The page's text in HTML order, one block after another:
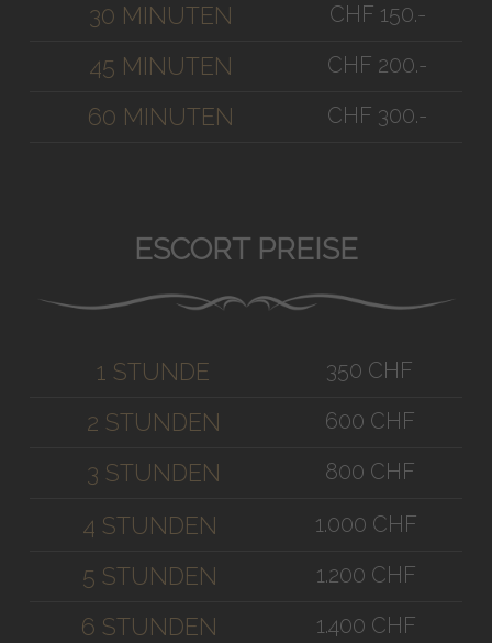
30 MINUTEN CHF 150.-
45 MINUTEN CHF 200.-
60 MINUTEN CHF 300.-
ESCORT PREISE
1 STUNDE 350 CHF
2 STUNDEN 600 CHF
3 STUNDEN 800 CHF
4 STUNDEN 1.000 CHF
5 STUNDEN 1.200 CHF
6 STUNDEN 1.400 CHF